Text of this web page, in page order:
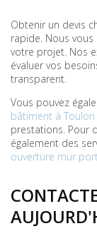
Obtenir un devis
rapide. Nous
votre projet. Nos
évaluer vos
transparent.
Vous pouvez
bâtiment à Toulon
prestations. Pour
également des
ouverture mur